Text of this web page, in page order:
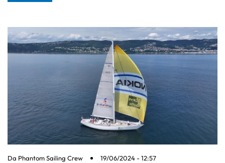
Da Phantom Sailing Crew 19/06/2024 - 12:57